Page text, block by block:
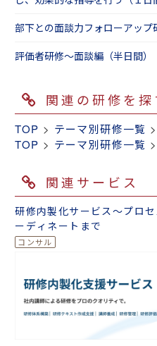
部下との面談力フォローアップ
評価者研修～面談編（半日間）
関連の研修を探
TOP > テーマ別研修一覧 >
TOP > テーマ別研修一覧
関連サービス
研修内製化サービス～プロ
ーディネートまで